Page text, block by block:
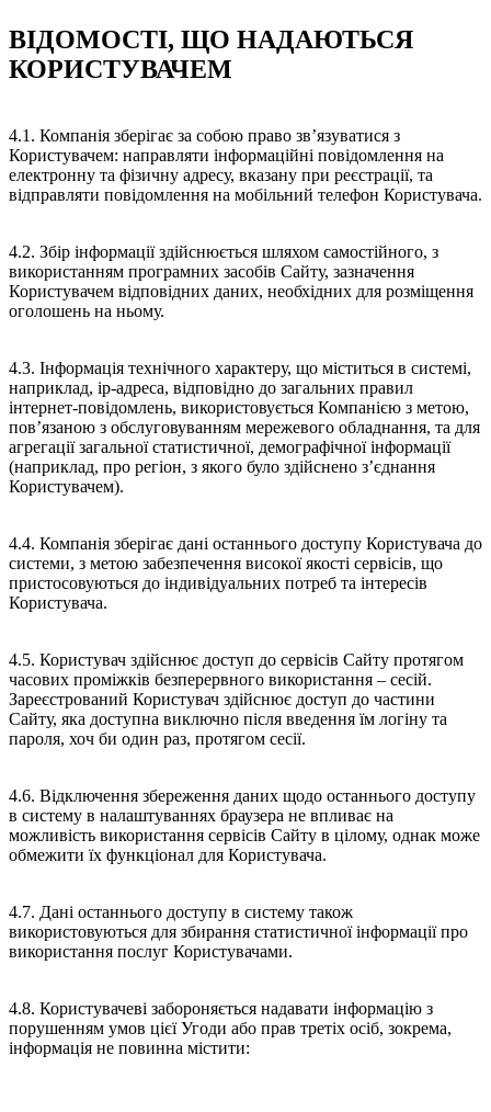
ВІДОМОСТІ, ЩО НАДАЮТЬСЯ
КОРИСТУВАЧЕМ
4.1. Компанія зберігає за собою право зв’язуватися з
Користувачем: направляти інформаційні повідомлення на
електронну та фізичну адресу, вказану при реєстрації, та
відправляти повідомлення на мобільний телефон Користувача.
4.2. Збір інформації здійснюється шляхом самостійного, з
використанням програмних засобів Сайту, зазначення
Користувачем відповідних даних, необхідних для розміщення
оголошень на ньому.
4.3. Інформація технічного характеру, що міститься в системі,
наприклад, ip-адреса, відповідно до загальних правил
інтернет-повідомлень, використовується Компанією з метою,
пов’язаною з обслуговуванням мережевого обладнання, та для
агрегації загальної статистичної, демографічної інформації
(наприклад, про регіон, з якого було здійснено з’єднання
Користувачем).
4.4. Компанія зберігає дані останнього доступу Користувача до
системи, з метою забезпечення високої якості сервісів, що
пристосовуються до індивідуальних потреб та інтересів
Користувача.
4.5. Користувач здійснює доступ до сервісів Сайту протягом
часових проміжків безперервного використання – сесій.
Зареєстрований Користувач здійснює доступ до частини
Сайту, яка доступна виключно після введення їм логіну та
пароля, хоч би один раз, протягом сесії.
4.6. Відключення збереження даних щодо останнього доступу
в систему в налаштуваннях браузера не впливає на
можливість використання сервісів Сайту в цілому, однак може
обмежити їх функціонал для Користувача.
4.7. Дані останнього доступу в систему також
використовуються для збирання статистичної інформації про
використання послуг Користувачами.
4.8. Користувачеві забороняється надавати інформацію з
порушенням умов цієї Угоди або прав третіх осіб, зокрема,
інформація не повинна містити: